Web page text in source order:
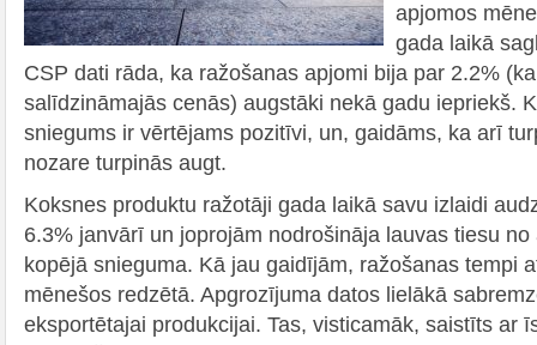
apjomos
gada laikā
CSP dati rāda, ka ražošanas apjomi bija par 2.2%
salīdzināmajās cenās) augstāki nekā gadu iepriekš.
sniegums ir vērtējams pozitīvi, un, gaidāms, ka arī
nozare turpinās augt.
Koksnes produktu ražotāji gada laikā savu izlaidi
6.3% janvārī un joprojām nodrošināja lauvas tiesu
kopējā snieguma. Kā jau gaidījām, ražošanas tempi
mēnešos redzētā. Apgrozījuma datos lielākā
eksportētajai produkcijai. Tas, visticamāk, saistīts ar